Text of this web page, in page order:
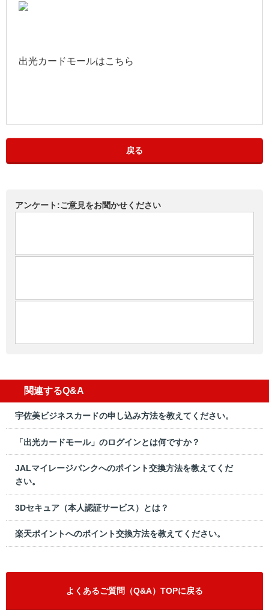
出光カードモールはこちら
戻る
アンケート:ご意見をお聞かせください
関連するQ&A
宇佐美ビジネスカードの申し込み方法を教えてください。
「出光カードモール」のログインとは何ですか？
JALマイレージバンクへのポイント交換方法を教えてくだ
さい。
3Dセキュア（本人認証サービス）とは？
楽天ポイントへのポイント交換方法を教えてください。
よくあるご質問（Q&A）TOPに戻る